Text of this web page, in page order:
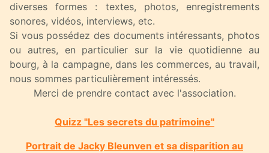
diverses formes : textes, photos, enregistrements
sonores, vidéos, interviews, etc.
Si vous possédez des documents intéressants, photos
ou autres, en particulier sur la vie quotidienne au
bourg, à la campagne, dans les commerces, au travail,
nous sommes particulièrement intéressés.
Merci de prendre contact avec l'association.
Quizz "Les secrets du patrimoine"
Portrait de Jacky Bleunven et sa disparition au